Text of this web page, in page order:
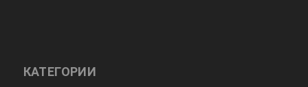
КАТЕГОРИИ